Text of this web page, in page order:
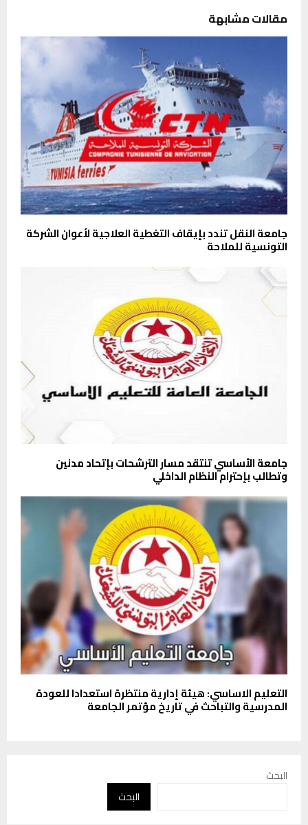
مقالات مشابهة
جامعة النقل تندد بإيقاف التغطية العلاجية لأعوان الشركة
التونسية للملاحة
جامعة الأساسي تنتقد مسار الترشحات بإتحاد مدنين
وتطالب بإحترام النظام الداخلي
التعليم الاساسي: هيئة إدارية منتظرة استعدادا للعودة
المدرسية والتباحث في تاريخ مؤتمر الجامعة
البحث
البحث